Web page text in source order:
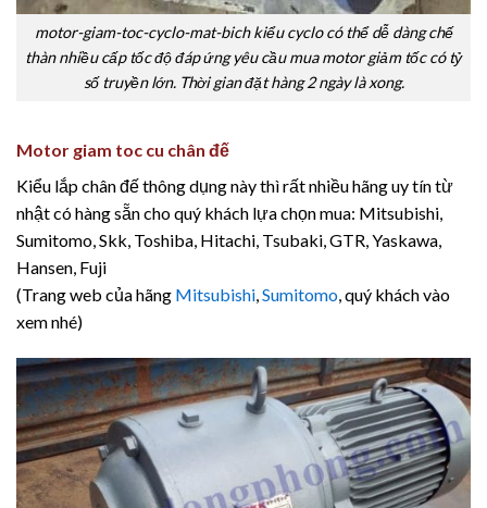
motor-giam-toc-cyclo-mat-bich kiểu cyclo có thể dễ dàng chế
thàn nhiều cấp tốc độ đáp ứng yêu cầu mua motor giảm tốc có tỷ
số truyền lớn. Thời gian đặt hàng 2 ngày là xong.
Motor giam toc cu chân đế
Kiểu lắp chân đế thông dụng này thì rất nhiều hãng uy tín từ
nhật có hàng sẵn cho quý khách lựa chọn mua: Mitsubishi,
Sumitomo, Skk, Toshiba, Hitachi, Tsubaki, GTR, Yaskawa,
Hansen, Fuji
(Trang web của hãng Mitsubishi,Sumitomo, quý khách vào
xem nhé)